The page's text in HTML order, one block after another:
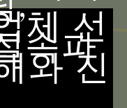
체 선
속파
와 진